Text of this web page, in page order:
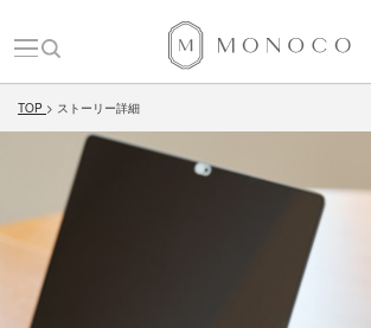
TOP ストーリー詳細